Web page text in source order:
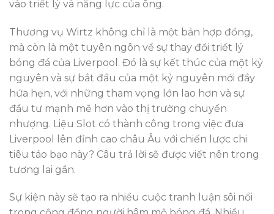
vào triết lý và năng lực của ông.
Thương vụ Wirtz không chỉ là một bản hợp đồng,
mà còn là một tuyên ngôn về sự thay đổi triết lý
bóng đá của Liverpool. Đó là sự kết thúc của một kỷ
nguyên và sự bắt đầu của một kỷ nguyên mới đầy
hứa hẹn, với những tham vọng lớn lao hơn và sự
đầu tư mạnh mẽ hơn vào thị trường chuyển
nhượng. Liệu Slot có thành công trong việc đưa
Liverpool lên đỉnh cao châu Âu với chiến lược chi
tiêu táo bạo này? Câu trả lời sẽ được viết nên trong
tương lai gần.
Sự kiện này sẽ tạo ra nhiều cuộc tranh luận sôi nổi